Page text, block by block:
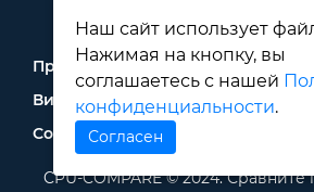
Процессоры
Видеокарты
Социальные сети
CPU-COMPARE © 2024.
Наш сайт использует
Нажимая на кнопку, вы
соглашаетесь с нашей
конфиденциальности.
Согласен